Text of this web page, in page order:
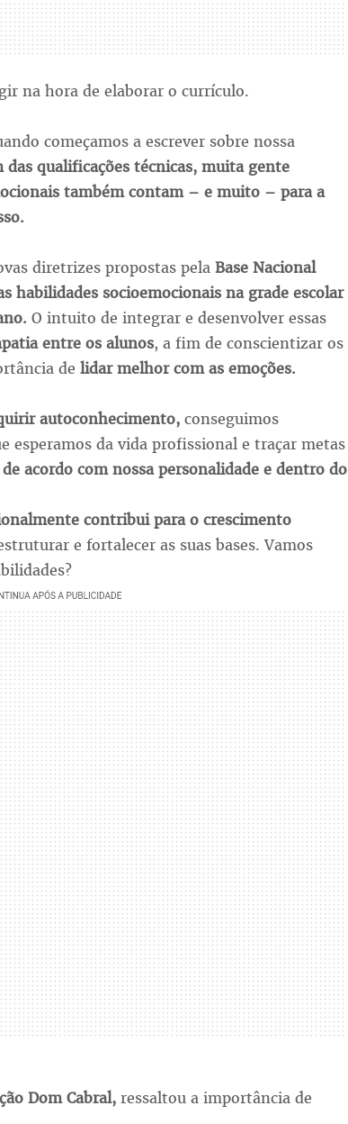
na hora de elaborar o currículo.
começamos a escrever sobre nossa
das qualificações técnicas, muita gente
também contam – e muito – para a
diretrizes propostas pela Base Nacional
habilidades socioemocionais na grade escolar
O intuito de integrar e desenvolver essas
entre os alunos, a fim de conscientizar os
de lidar melhor com as emoções.
autoconhecimento,conseguimos
esperamos da vida profissional e traçar metas
de acordo com nossa personalidade e dentro do
contribui para o crescimento
e fortalecer as suas bases. Vamos
Dom Cabral, ressaltou a importância de